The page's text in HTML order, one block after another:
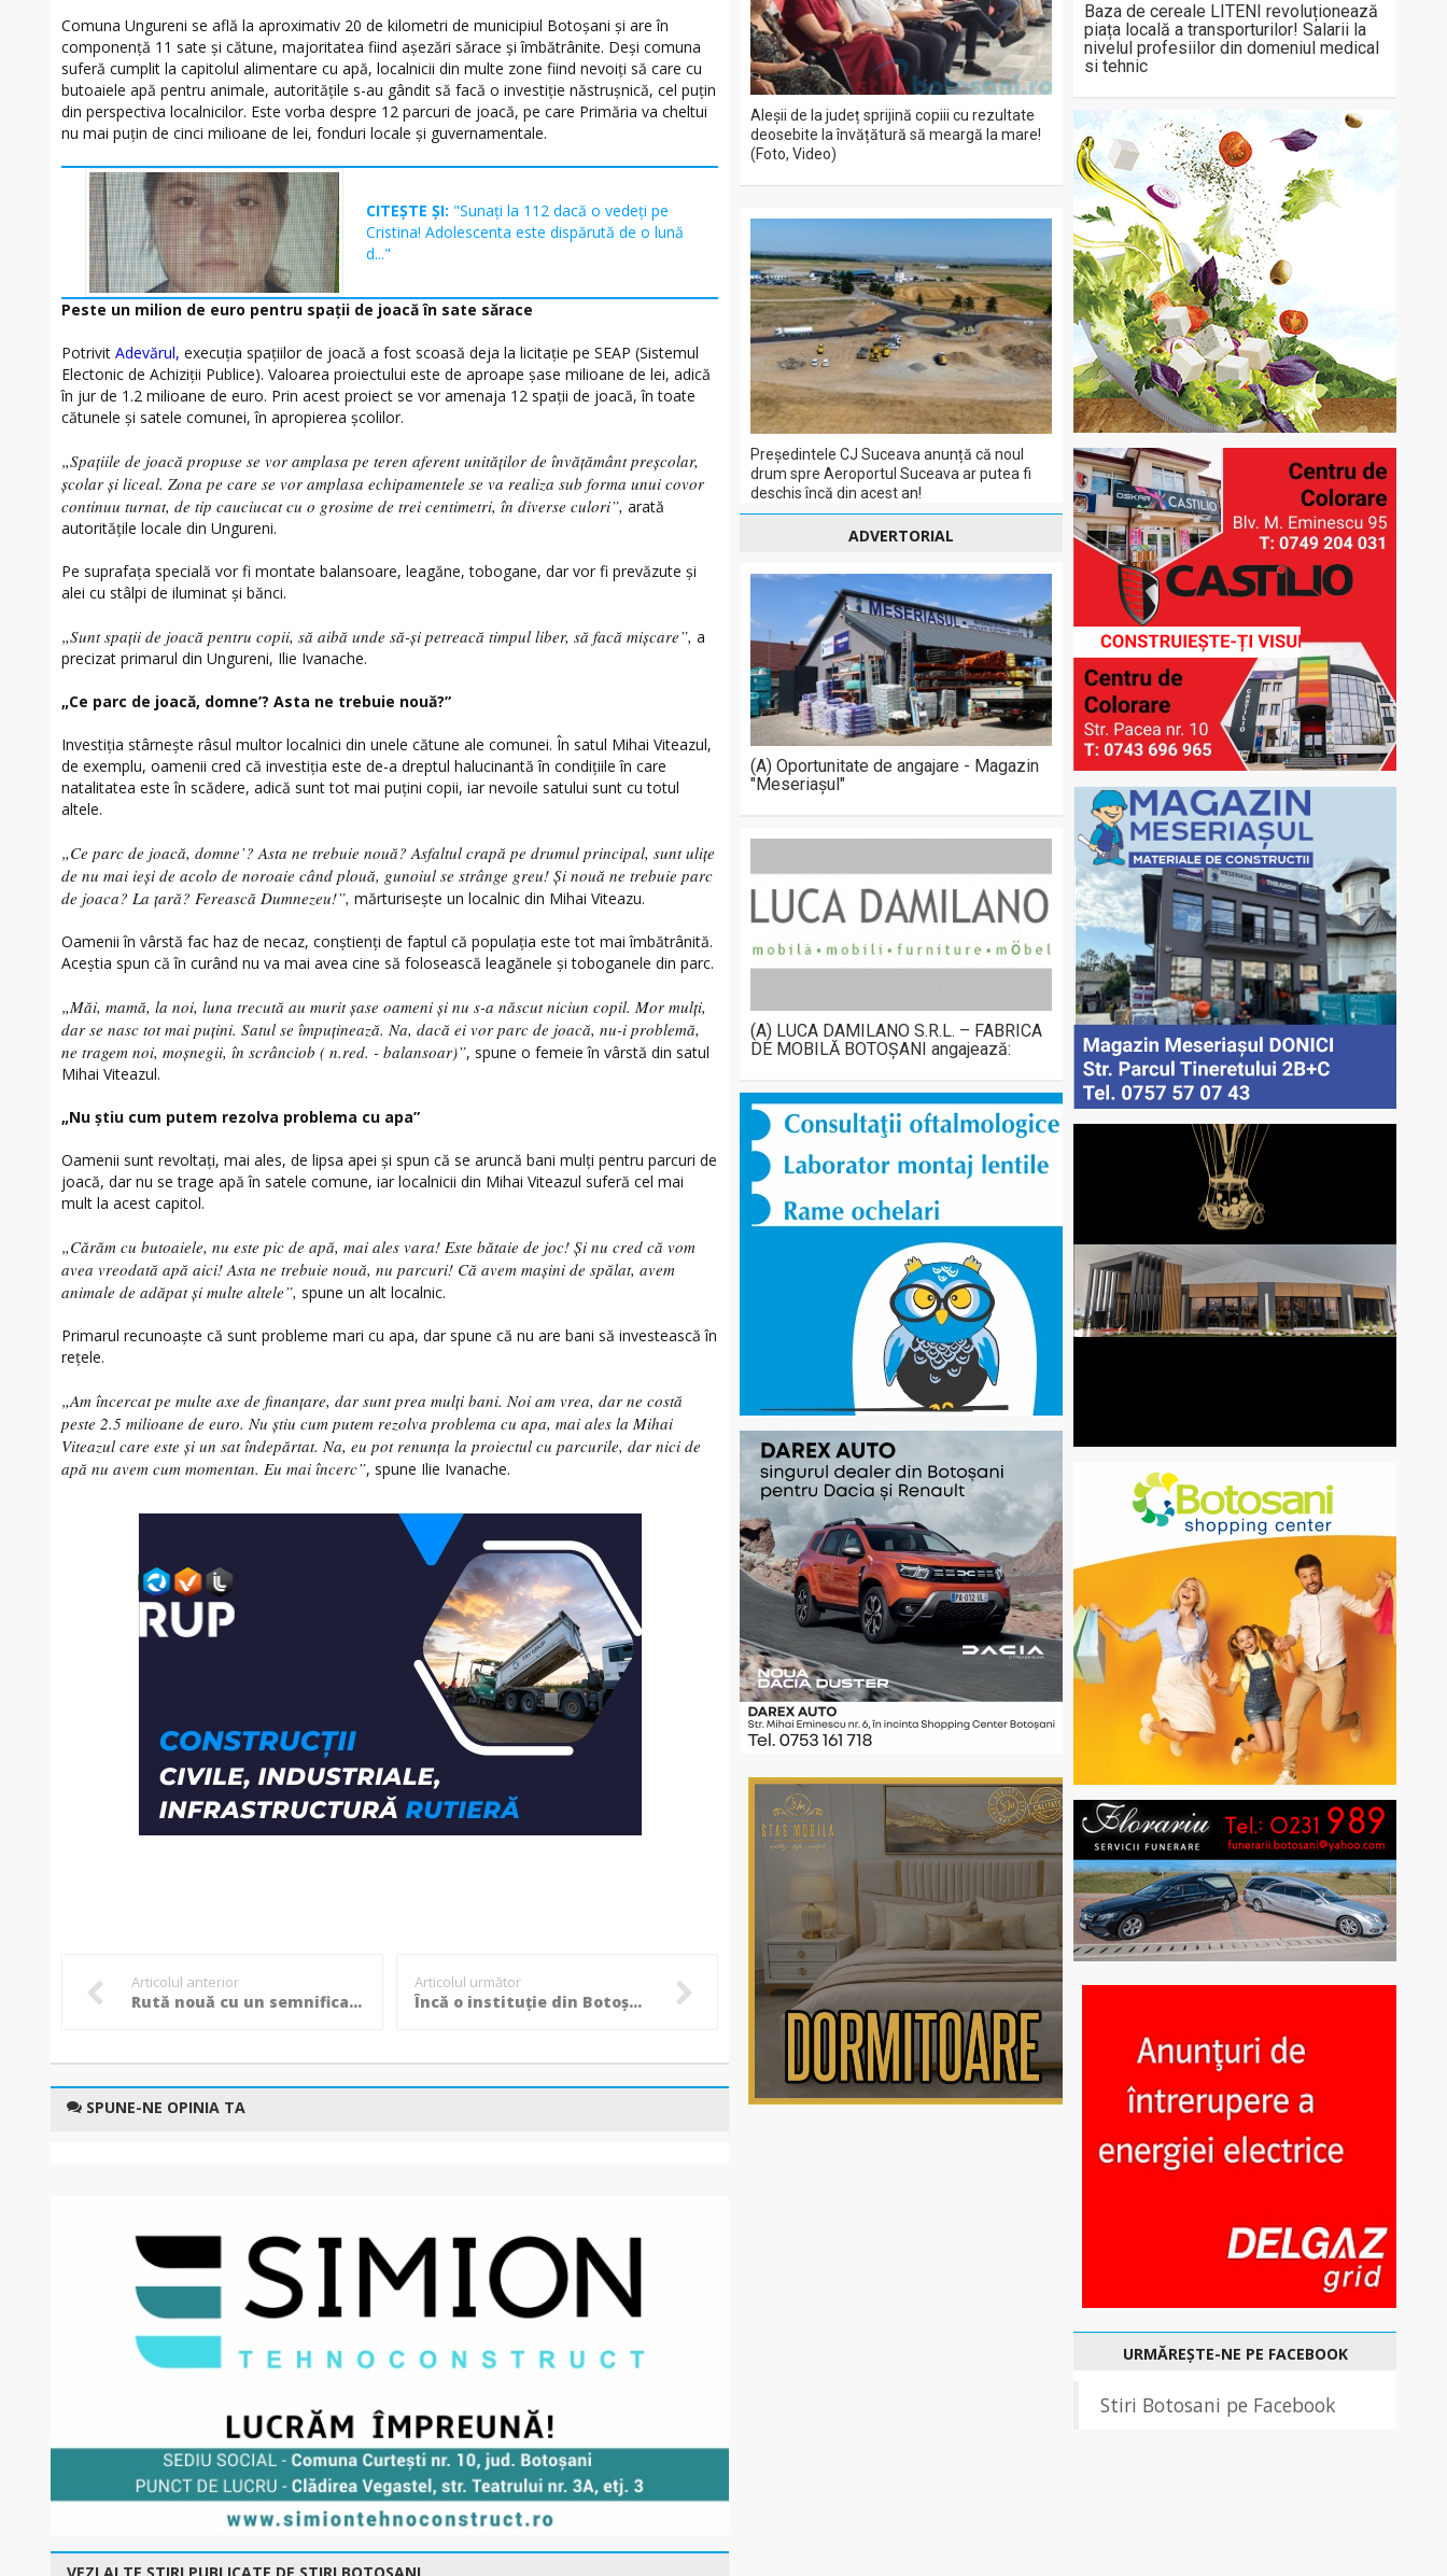
Comuna Ungureni se află la aproximativ 20 de kilometri de municipiul Botoșani și are în
componență 11 sate și cătune, majoritatea fiind așezări sărace și îmbătrânite. Deși comuna
suferă cumplit la capitolul alimentare cu apă, localnicii din multe zone fiind nevoiți să care cu
butoaiele apă pentru animale, autoritățile s-au gândit să facă o investiție năstrușnică, cel puțin
din perspectiva localnicilor. Este vorba despre 12 parcuri de joacă, pe care Primăria va cheltui
nu mai puțin de cinci milioane de lei, fonduri locale și guvernamentale.
CITEȘTE ȘI: "Sunați la 112 dacă o vedeți pe
Cristina! Adolescenta este dispărută de o lună
d..."
Peste un milion de euro pentru spații de joacă în sate sărace
Potrivit Adevărul, execuția spațiilor de joacă a fost scoasă deja la licitație pe SEAP (Sistemul
Electonic de Achiziții Publice). Valoarea proiectului este de aproape șase milioane de lei, adică
în jur de 1.2 milioane de euro. Prin acest proiect se vor amenaja 12 spații de joacă, în toate
cătunele și satele comunei, în apropierea școlilor.
„Spațiile de joacă propuse se vor amplasa pe teren aferent unităților de învățământ preșcolar,
școlar și liceal. Zona pe care se vor amplasa echipamentele se va realiza sub forma unui covor
continuu turnat, de tip cauciucat cu o grosime de trei centimetri, în diverse culori”, arată
autoritățile locale din Ungureni.
Pe suprafața specială vor fi montate balansoare, leagăne, tobogane, dar vor fi prevăzute și
alei cu stâlpi de iluminat și bănci.
„Sunt spații de joacă pentru copii, să aibă unde să-și petreacă timpul liber, să facă mișcare”, a
precizat primarul din Ungureni, Ilie Ivanache.
„Ce parc de joacă, domne’? Asta ne trebuie nouă?”
Investiția stârnește râsul multor localnici din unele cătune ale comunei. În satul Mihai Viteazul,
de exemplu, oamenii cred că investiția este de-a dreptul halucinantă în condițiile în care
natalitatea este în scădere, adică sunt tot mai puțini copii, iar nevoile satului sunt cu totul
altele.
„Ce parc de joacă, domne’? Asta ne trebuie nouă? Asfaltul crapă pe drumul principal, sunt ulițe
de nu mai ieși de acolo de noroaie când plouă, gunoiul se strânge greu! Și nouă ne trebuie parc
de joaca? La țară? Ferească Dumnezeu!”, mărturisește un localnic din Mihai Viteazu.
Oamenii în vârstă fac haz de necaz, conștienți de faptul că populația este tot mai îmbătrânită.
Aceștia spun că în curând nu va mai avea cine să folosească leagănele și toboganele din parc.
„Măi, mamă, la noi, luna trecută au murit șase oameni și nu s-a născut niciun copil. Mor mulți,
dar se nasc tot mai puțini. Satul se împuținează. Na, dacă ei vor parc de joacă, nu-i problemă,
ne tragem noi, moșnegii, în scrânciob ( n.red. - balansoar)”, spune o femeie în vârstă din satul
Mihai Viteazul.
„Nu știu cum putem rezolva problema cu apa”
Oamenii sunt revoltați, mai ales, de lipsa apei și spun că se aruncă bani mulți pentru parcuri de
joacă, dar nu se trage apă în satele comune, iar localnicii din Mihai Viteazul suferă cel mai
mult la acest capitol.
„Cărăm cu butoaiele, nu este pic de apă, mai ales vara! Este bătaie de joc! Și nu cred că vom
avea vreodată apă aici! Asta ne trebuie nouă, nu parcuri! Că avem mașini de spălat, avem
animale de adăpat și multe altele”, spune un alt localnic.
Primarul recunoaște că sunt probleme mari cu apa, dar spune că nu are bani să investească în
rețele.
„Am încercat pe multe axe de finanțare, dar sunt prea mulți bani. Noi am vrea, dar ne costă
peste 2.5 milioane de euro. Nu știu cum putem rezolva problema cu apa, mai ales la Mihai
Viteazul care este și un sat îndepărtat. Na, eu pot renunța la proiectul cu parcurile, dar nici de
apă nu avem cum momentan. Eu mai încerc”, spune Ilie Ivanache.
Articolul anterior
Rută nouă cu un semnificativ potențial turistic care include obiective din zestrea patrimoniului cultural eminescian
Articolul următor
Încă o instituție din Botoșani intră de joi în grevă! ”Parlamentul îi pedepsește pentru că nu au protestat și ei”
SPUNE-NE OPINIA TA
VEZI ALTE ȘTIRI PUBLICATE DE STIRI BOTOSANI
Aleșii de la județ sprijină copiii cu rezultate
deosebite la învățătură să meargă la mare!
(Foto, Video)
Președintele CJ Suceava anunță că noul
drum spre Aeroportul Suceava ar putea fi
deschis încă din acest an!
ADVERTORIAL
(A) Oportunitate de angajare - Magazin
"Meseriașul"
(A) LUCA DAMILANO S.R.L. – FABRICA
DE MOBILĂ BOTOȘANI angajează:
Baza de cereale LITENI revoluționează
piața locală a transporturilor! Salarii la
nivelul profesiilor din domeniul medical
si tehnic
URMĂREȘTE-NE PE FACEBOOK
Stiri Botosani pe Facebook